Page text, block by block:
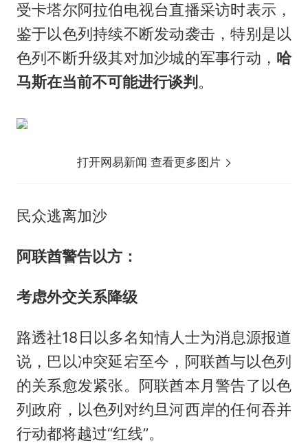
受卡塔尔阿拉伯电视台直播采访时表示，
鉴于以色列持续不断发动袭击，特别是以
色列不断升级其对加沙城的军事行动， 哈
马斯在当前不可能进行谈判 。
打开网易新闻 查看更多图片
民众逃离加沙
阿联酋警告以方：
考虑外交关系降级
路透社18日以多名知情人士为消息源报道
说，巴以冲突延宕至今，阿联酋与以色列
的关系愈发紧张。阿联酋本月警告了以色
列政府，以色列对约旦河西岸的任何吞并
行动都将越过“红线”。